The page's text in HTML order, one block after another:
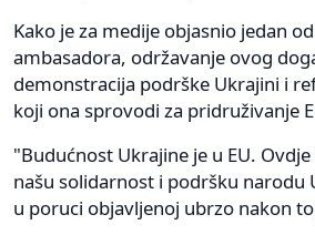
Kako je za medije objasnio jedan
ambasadora, održavanje ovog
demonstracija podrške Ukrajini i
koji ona sprovodi za pridruživanje
"Budućnost Ukrajine je u EU.
našu solidarnost i podršku narodu
u poruci objavljenoj ubrzo nakon